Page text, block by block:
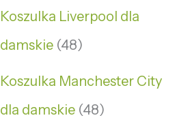
Koszulka Liverpool dla
damskie 48
Koszulka Manchester City
dla damskie 48